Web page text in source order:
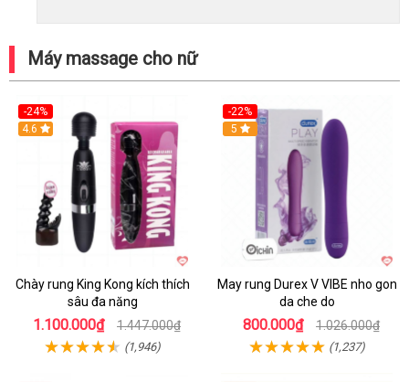
Máy massage cho nữ
-24%
4.6
Chày rung King Kong kích thích
sâu đa năng
1.100.000₫ 1.447.000₫
(1,946)
-22%
Hot
5
May rung Durex V VIBE nho gon
da che do
800.000₫ 1.026.000₫
(1,237)